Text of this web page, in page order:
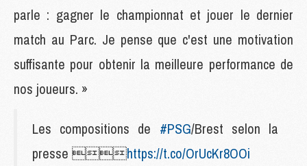
parle : gagner le championnat et jouer le dernier
match au Parc. Je pense que c'est une motivation
suffisante pour obtenir la meilleure performance de
nos joueurs. »
Les compositions de #PSG/Brest selon la
presse https://t.co/OrUcKr8OOi